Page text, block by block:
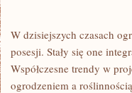
W dzisiejszych czasach
posesji. Stały się one
‌Współczesne trendy w
ogrodzeniem a